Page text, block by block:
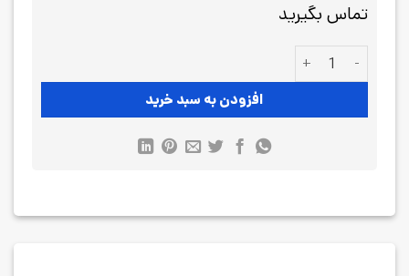
تماس بگیرید
کمکی کنتاکتور 1SBN010110R1010 ,CA4-10 ABB عدد
افزودن به سبد خرید